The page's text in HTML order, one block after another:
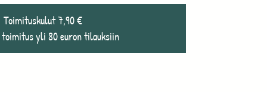
Toimituskulut 7,90 €
toimitus yli 80 euron tilauksiin